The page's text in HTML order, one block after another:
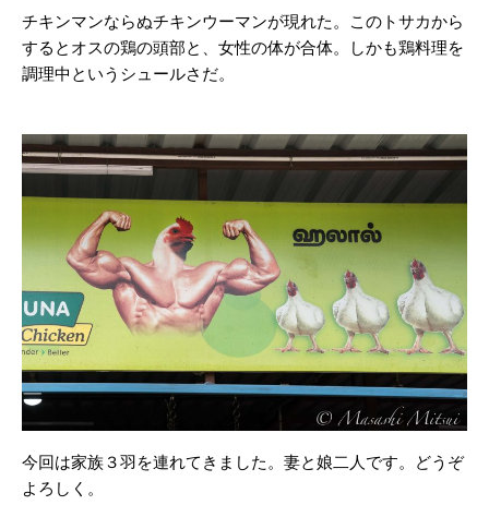
チキンマンならぬチキンウーマンが現れた。このトサカから
するとオスの鶏の頭部と、女性の体が合体。しかも鶏料理を
調理中というシュールさだ。
今回は家族３羽を連れてきました。妻と娘二人です。どうぞ
よろしく。